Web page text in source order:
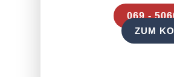
069 -
ZUM